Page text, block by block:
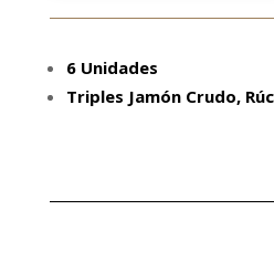
6 Unidades
Triples Jamón Crudo,